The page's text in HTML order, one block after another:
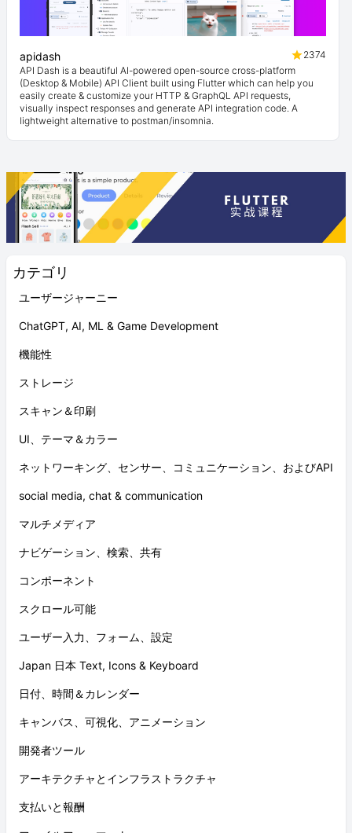
カテゴリ
ユーザージャーニー
ChatGPT, AI, ML & Game Development
機能性
ストレージ
スキャン＆印刷
UI、テーマ＆カラー
ネットワーキング、センサー、コミュニケーション、およびAPI
social media, chat & communication
マルチメディア
ナビゲーション、検索、共有
コンポーネント
スクロール可能
ユーザー入力、フォーム、設定
Japan 日本 Text, Icons & Keyboard
日付、時間＆カレンダー
キャンバス、可視化、アニメーション
開発者ツール
アーキテクチャとインフラストラクチャ
支払いと報酬
apidash
2374
API Dash is a beautiful AI-powered open-source cross-platform
(Desktop & Mobile) API Client built using Flutter which can help you
easily create & customize your HTTP & GraphQL API requests,
visually inspect responses and generate API integration code. A
lightweight alternative to postman/insomnia.